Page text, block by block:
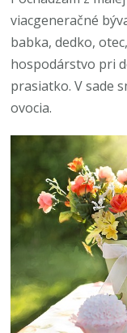
viacgeneračné
babka, dedko,
hospodárstvo pri
prasiatko. V sade
ovocia.